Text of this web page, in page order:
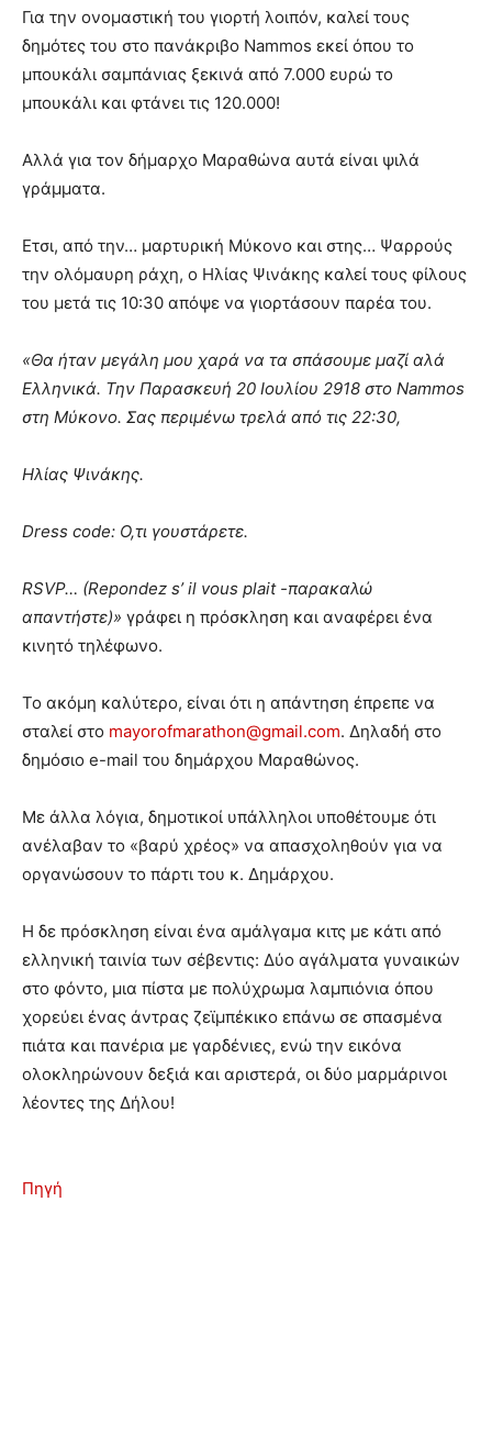
Για την ονομαστική του γιορτή λοιπόν, καλεί τους
δημότες του στο πανάκριβο Nammos εκεί όπου το
μπουκάλι σαμπάνιας ξεκινά από 7.000 ευρώ το
μπουκάλι και φτάνει τις 120.000!
Αλλά για τον δήμαρχο Μαραθώνα αυτά είναι ψιλά
γράμματα.
Ετσι, από την… μαρτυρική Μύκονο και στης… Ψαρρούς
την ολόμαυρη ράχη, ο Ηλίας Ψινάκης καλεί τους φίλους
του μετά τις 10:30 απόψε να γιορτάσουν παρέα του.
«Θα ήταν μεγάλη μου χαρά να τα σπάσουμε μαζί αλά
Ελληνικά. Την Παρασκευή 20 Ιουλίου 2918 στο Nammos
στη Μύκονο. Σας περιμένω τρελά από τις 22:30,
Ηλίας Ψινάκης.
Dress code: Ο,τι γουστάρετε.
RSVP… (Repondez s’ il vous plait -παρακαλώ
απαντήστε)» γράφει η πρόσκληση και αναφέρει ένα
κινητό τηλέφωνο.
Το ακόμη καλύτερο, είναι ότι η απάντηση έπρεπε να
σταλεί στο mayorofmarathon@gmail.com. Δηλαδή στο
δημόσιο e-mail του δημάρχου Μαραθώνος.
Με άλλα λόγια, δημοτικοί υπάλληλοι υποθέτουμε ότι
ανέλαβαν το «βαρύ χρέος» να απασχοληθούν για να
οργανώσουν το πάρτι του κ. Δημάρχου.
Η δε πρόσκληση είναι ένα αμάλγαμα κιτς με κάτι από
ελληνική ταινία των σέβεντις: Δύο αγάλματα γυναικών
στο φόντο, μια πίστα με πολύχρωμα λαμπιόνια όπου
χορεύει ένας άντρας ζεϊμπέκικο επάνω σε σπασμένα
πιάτα και πανέρια με γαρδένιες, ενώ την εικόνα
ολοκληρώνουν δεξιά και αριστερά, οι δύο μαρμάρινοι
λέοντες της Δήλου!
Πηγή